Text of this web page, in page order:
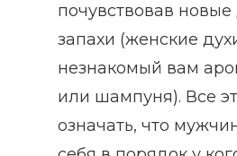
почувствовав новые
запахи (женские
незнакомый вам
или шампуня). Все
означать, что